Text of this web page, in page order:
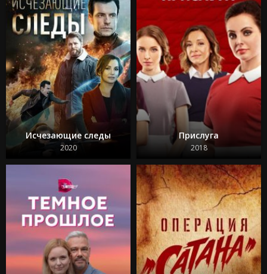
Исчезающие следы
2020
Прислуга
2018